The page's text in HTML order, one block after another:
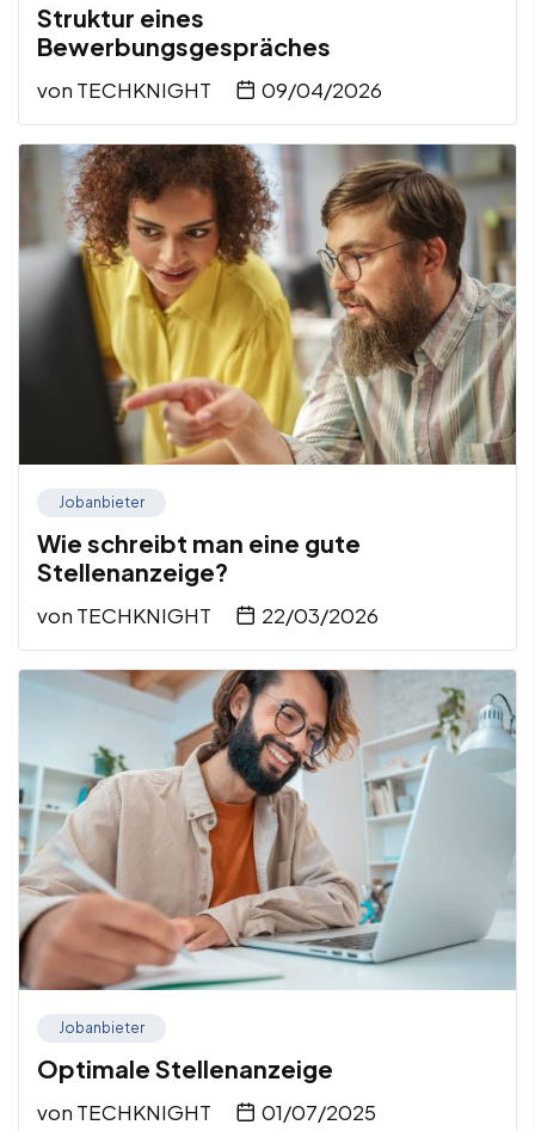
Struktur eines
Bewerbungsgespräches
von TECHKNIGHT 09/04/2026
Jobanbieter
Wie schreibt man eine gute
Stellenanzeige?
von TECHKNIGHT 22/03/2026
Jobanbieter
Optimale Stellenanzeige
von TECHKNIGHT 01/07/2025